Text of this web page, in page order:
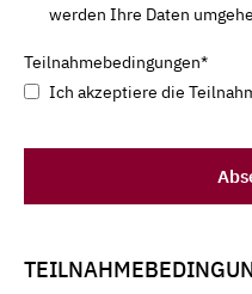
werden Ihre Daten
Teilnahmebedingungen*
Ich akzeptiere die